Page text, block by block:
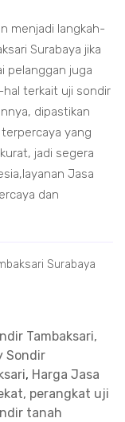
menjadi langkah-
Surabaya jika
pelanggan juga
terkait uji sondir
dipastikan
yang
jadi segera
Jasa
dan
Surabaya
Tambaksari,
Sondir
, Harga Jasa
perangkat uji
tanah